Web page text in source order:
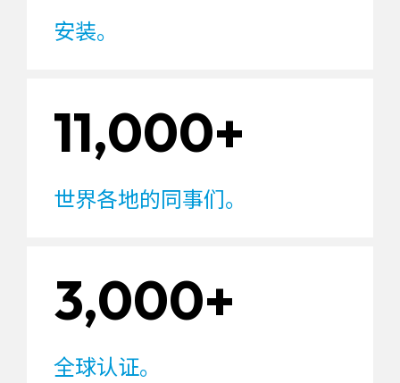
安装。
11,000+
世界各地的同事们。
3,000+
全球认证。